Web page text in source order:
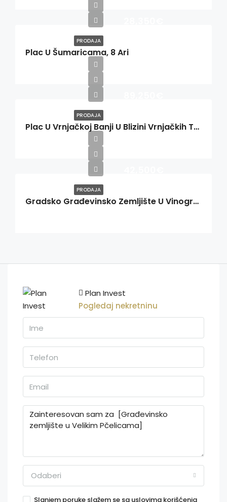
PRODAJA
Plac U Šumaricama, 8 Ari
PRODAJA
Plac U Vrnjačkoj Banji U Blizini Vrnjačkih Termi
PRODAJA
Gradsko Građevinsko Zemljište U Vinogradima
Plan Invest
Pogledaj nekretninu
Odaberi
Slanjem poruke slažem se sa uslovima korišćenja